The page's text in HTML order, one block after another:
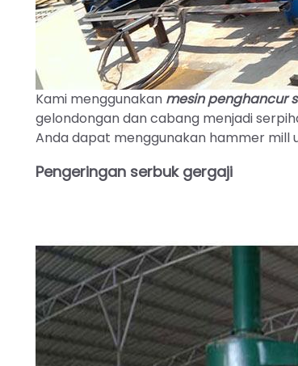
Kami menggunakan mesin penghancur
gelondongan dan cabang menjadi
Anda dapat menggunakan hammer mill
Pengeringan serbuk gergaji